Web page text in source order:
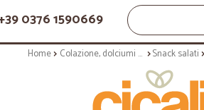
0376 1590669
Home Colazione, dolciumi e snack Snack salati